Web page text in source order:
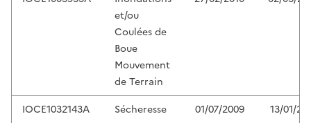
et/ou
Coulées de
Boue
Mouvement
de Terrain
IOCE1032143A Sécheresse 01/07/2009
13/01/